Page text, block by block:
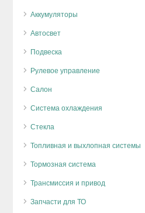
Аккумуляторы
Автосвет
Подвеска
Рулевое управление
Салон
Система охлаждения
Стекла
Топливная и выхлопная системы
Тормозная система
Трансмиссия и привод
Запчасти для ТО